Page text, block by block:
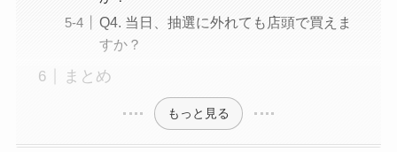
Q4. 当日、抽選に外れても店頭で買えま
すか？
まとめ
もっと見る